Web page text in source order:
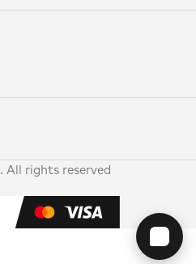
. All rights reserved